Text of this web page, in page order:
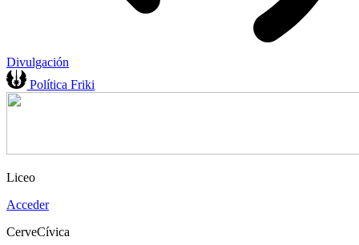
Divulgación
Política Friki
Liceo
Acceder
CerveCívica